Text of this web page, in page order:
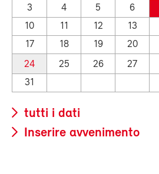
3
4 5 6
10
11 12 13
17
18 19 20
24
25 26 27
31
tutti i dati
Inserire avvenimento